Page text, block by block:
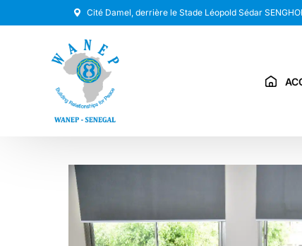
Cité Damel, derrière le Stade Léopold Sédar